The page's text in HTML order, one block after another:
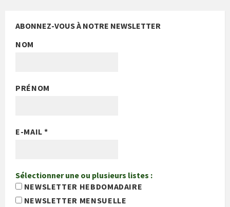
ABONNEZ-VOUS À NOTRE NEWSLETTER
NOM
PRÉNOM
E-MAIL*
Sélectionner une ou plusieurs listes :
NEWSLETTER HEBDOMADAIRE
NEWSLETTER MENSUELLE